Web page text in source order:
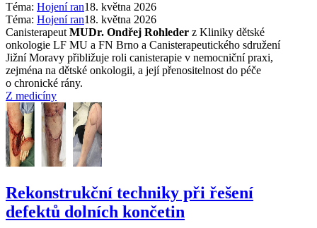
Téma: Hojení ran18. května 2026
Téma: Hojení ran18. května 2026
CanisterapeutMUDr. Ondřej Rohleder z Kliniky dětské
onkologie LF MU a FN Brno a Canisterapeutického sdružení
Jižní Moravy přibližuje roli canisterapie v nemocniční praxi,
zejména na dětské onkologii, a její přenositelnost do péče
o chronické rány.
Z medicíny
Rekonstrukční techniky při řešení
defektů dolních končetin